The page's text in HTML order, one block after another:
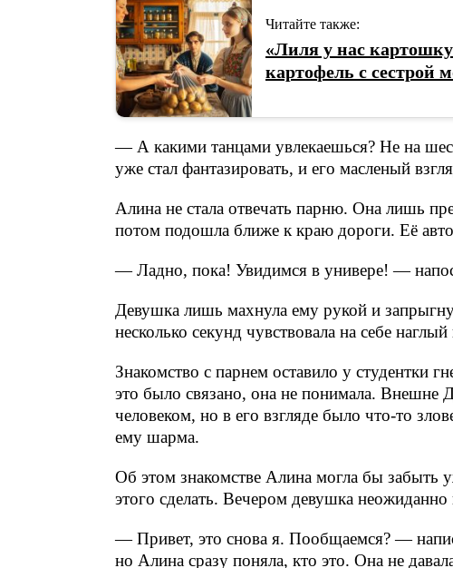
Читайте также:
«Лиля у нас
картофель с сестрой
— А какими танцами увлекаешься? Не на
уже стал фантазировать, и его масленый
Алина не стала отвечать парню. Она лишь
потом подошла ближе к краю дороги. Её
— Ладно, пока! Увидимся в универе! —
Девушка лишь махнула ему рукой и
несколько секунд чувствовала на себе
Знакомство с парнем оставило у студентки
это было связано, она не понимала.
человеком, но в его взгляде было что-то
ему шарма.
Об этом знакомстве Алина могла бы забыть
этого сделать. Вечером девушка
— Привет, это снова я. Пообщаемся? —
но Алина сразу поняла, кто это. Она не